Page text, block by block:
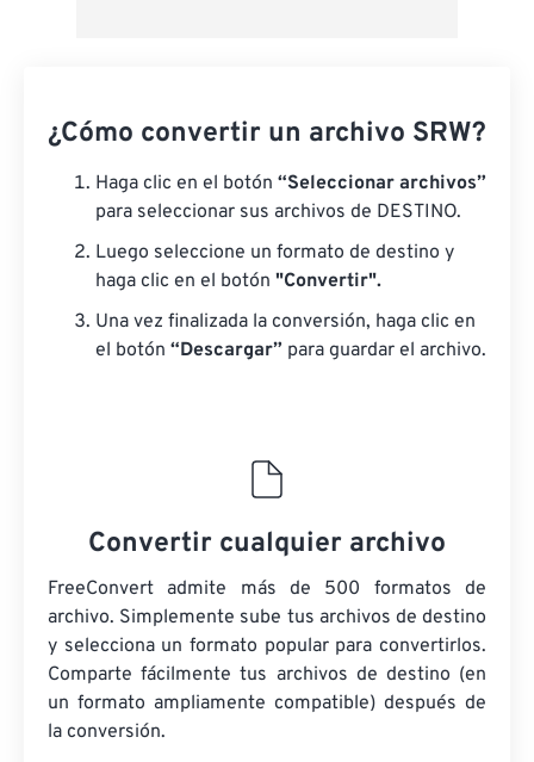
¿Cómo convertir un archivo SRW?
Haga clic en el botón “Seleccionar archivos”
para seleccionar sus archivos de DESTINO.
Luego seleccione un formato de destino y
haga clic en el botón "Convertir".
Una vez finalizada la conversión, haga clic en
el botón “Descargar” para guardar el archivo.
Convertir cualquier archivo
FreeConvert admite más de 500 formatos de
archivo. Simplemente sube tus archivos de destino
y selecciona un formato popular para convertirlos.
Comparte fácilmente tus archivos de destino (en
un formato ampliamente compatible) después de
la conversión.